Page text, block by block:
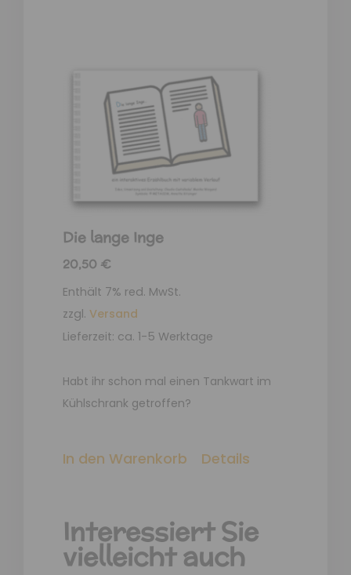
Die lange Inge
20,50 €
Enthält 7% red. MwSt.
zzgl. Versand
Lieferzeit: ca. 1-5 Werktage
Habt ihr schon mal einen Tankwart im
Kühlschrank getroffen?
In den Warenkorb Details
Interessiert Sie
vielleicht auch